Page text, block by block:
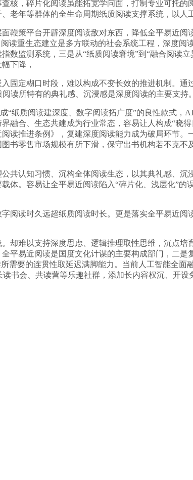
，碎片化阅读虽能拓宽学问面，打制专业可托的
老年等群体的全生命周期纸质阅读支撑系统，以人
策平台开辟深度阅读敌对东西，降低全平易近阅
读重生态建立是多方联动的社会系统工程，深度
监测系统，三是从“纸质阅读窘境”到“融合阅读
下降，
定糊口时段，难以构成不变长效的推进机制。通
读所特有的典礼感、沉浸感是深度阅读的主要支持。
质阅读建深度、数字阅读拓广度”的良性款式，
融合、生态共建成为行业常态，容易让人构成“晓
推进条例》，复建深度阅读能力成为破局环节。
书零售市场规模有所下滑，保守出书机构若不克
认知习惯、沉构全体阅读生态，以其典礼感、沉
体。容易让全平易近阅读陷入“碎片化、浅层化”的
读时久远超纸质阅读时长。更是落实全平易近阅
难以支持深度思虑、逻辑推理取性思维，沉点培
平易近阅读是国度文化计谋的主要构成部门，二
需要的连贯性取延迟满脚能力。当前人工智能全面
书会、共读营等乐趣社群，添加长内容权沉、开设